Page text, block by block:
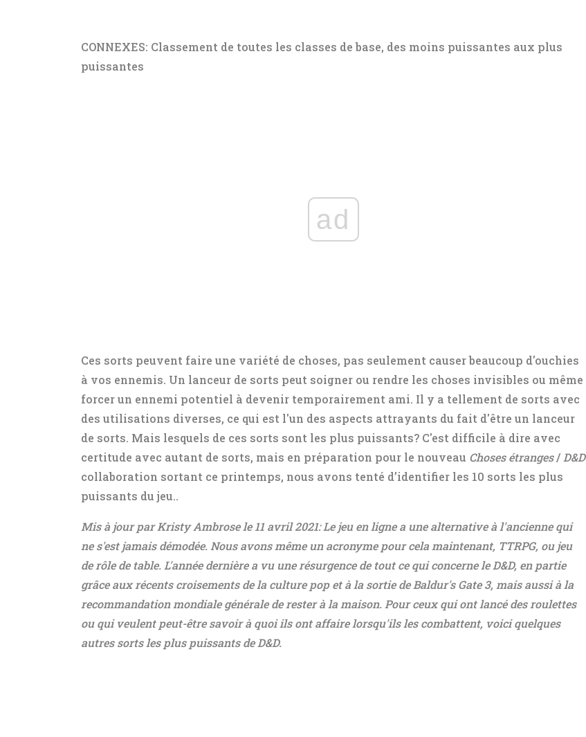
CONNEXES: Classement de toutes les classes de base, des moins puissantes aux plus
puissantes
ad
Ces sorts peuvent faire une variété de choses, pas seulement causer beaucoup d'ouchies
à vos ennemis. Un lanceur de sorts peut soigner ou rendre les choses invisibles ou même
forcer un ennemi potentiel à devenir temporairement ami. Il y a tellement de sorts avec
des utilisations diverses, ce qui est l'un des aspects attrayants du fait d'être un lanceur
de sorts. Mais lesquels de ces sorts sont les plus puissants? C'est difficile à dire avec
certitude avec autant de sorts, mais en préparation pour le nouveau Choses étranges/D&D
collaboration sortant ce printemps, nous avons tenté d’identifier les 10 sorts les plus
puissants du jeu..
Mis à jour par Kristy Ambrose le 11 avril 2021:Le jeu en ligne a une alternative à l'ancienne qui
ne s'est jamais démodée. Nous avons même un acronyme pour cela maintenant, TTRPG, ou jeu
de rôle de table. L'année dernière a vu une résurgence de tout ce qui concerne le D&D, en partie
grâce aux récents croisements de la culture pop et à la sortie de Baldur's Gate 3, mais aussi à la
recommandation mondiale générale de rester à la maison. Pour ceux qui ont lancé des roulettes
ou qui veulent peut-être savoir à quoi ils ont affaire lorsqu'ils les combattent, voici quelques
autres sorts les plus puissants de D&D.